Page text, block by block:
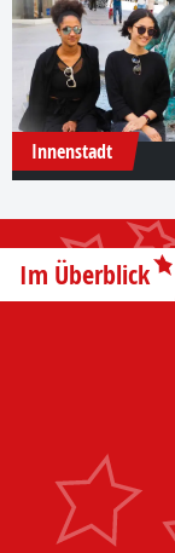
Innenstadt
Im Überblick